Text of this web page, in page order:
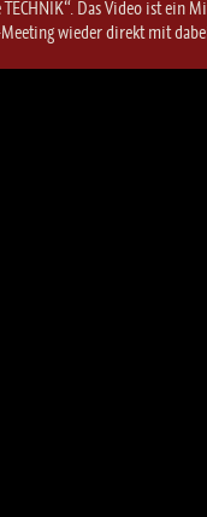
Das Video ist ein
wieder direkt mit